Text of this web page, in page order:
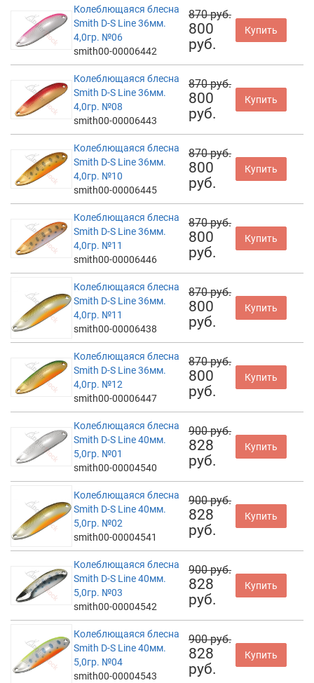
Колеблющаяся блесна
Smith D-S Line 36мм.
4,0гр. №06
smith00-00006442
870 руб.
800
руб.
Купить
Колеблющаяся блесна
Smith D-S Line 36мм.
4,0гр. №08
smith00-00006443
870 руб.
800
руб.
Купить
Колеблющаяся блесна
Smith D-S Line 36мм.
4,0гр. №10
smith00-00006445
870 руб.
800
руб.
Купить
Колеблющаяся блесна
Smith D-S Line 36мм.
4,0гр. №11
smith00-00006446
870 руб.
800
руб.
Купить
Колеблющаяся блесна
Smith D-S Line 36мм.
4,0гр. №11
smith00-00006438
870 руб.
800
руб.
Купить
Колеблющаяся блесна
Smith D-S Line 36мм.
4,0гр. №12
smith00-00006447
870 руб.
800
руб.
Купить
Колеблющаяся блесна
Smith D-S Line 40мм.
5,0гр. №01
smith00-00004540
900 руб.
828
руб.
Купить
Колеблющаяся блесна
Smith D-S Line 40мм.
5,0гр. №02
smith00-00004541
900 руб.
828
руб.
Купить
Колеблющаяся блесна
Smith D-S Line 40мм.
5,0гр. №03
smith00-00004542
900 руб.
828
руб.
Купить
Колеблющаяся блесна
Smith D-S Line 40мм.
5,0гр. №04
smith00-00004543
900 руб.
828
руб.
Купить